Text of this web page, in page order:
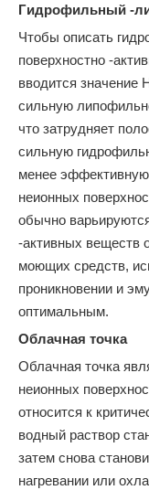
Гидрофильный -
Чтобы описать
поверхностно -
вводится значение
сильную
что затрудняет
сильную
менее
неионных
обычно
-активных веществ
моющих средств,
проникновении и
оптимальным.
Облачная точка
Облачная точка
неионных
относится к
водный раствор
затем снова
нагревании или